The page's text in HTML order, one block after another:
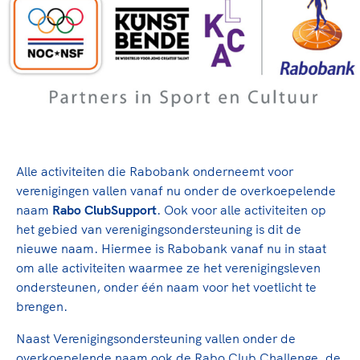
Sportonderzoek
Sportakkoord II
Nieuwspagina
Columns
Veilige en integere sport
Diversiteit en inclusie
Gezonde sportomgeving
Bekwaam sportkader
Sportmatch
Clubacties
Handboek Wet- en Regelgeving
Opleidingen en trainingen
High5 Stappenplan
Ruimte voor sport
TeamNL Academie Kalender
Kennisaanbod TeamNL Experts
Paralympische Spelen LA28
Europese Spelen Istanbul 2027
Topsportbeleid
Topsportfinanciering
Maatschappelijke waarde topsport
Top teamsportcompetities
Alle activiteiten die Rabobank onderneemt voor
verenigingen vallen vanaf nu onder de overkoepelende
naam Rabo ClubSupport. Ook voor alle activiteiten op
het gebied van verenigingsondersteuning is dit de
nieuwe naam. Hiermee is Rabobank vanaf nu in staat
om alle activiteiten waarmee ze het verenigingsleven
ondersteunen, onder één naam voor het voetlicht te
brengen.
Naast Verenigingsondersteuning vallen onder de